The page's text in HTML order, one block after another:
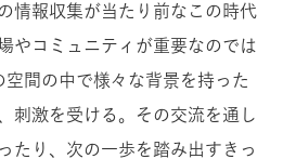
情報収集が当たり前なこの時代
やコミュニティが重要なのでは
空間の中で様々な背景を持った
刺激を受ける。その交流を通し
たり、次の一歩を踏み出すきっ